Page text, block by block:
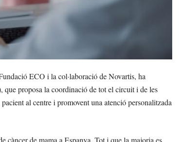
ECO i la col·laboració de Novartis, ha
que proposa la coordinació de tot el circuit i de les
al centre i promovent una atenció personalitzada
càncer de mama a Espanya. Tot i que la majoria es